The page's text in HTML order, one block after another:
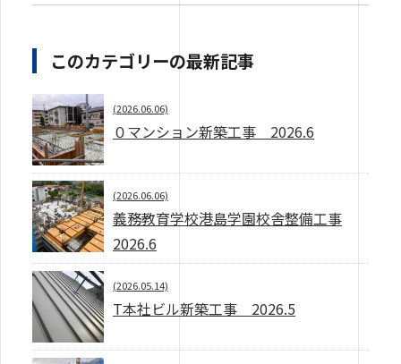
このカテゴリーの最新記事
(2026.06.06)
０マンション新築工事 2026.6
(2026.06.06)
義務教育学校港島学園校舎整備工事
2026.6
(2026.05.14)
T本社ビル新築工事 2026.5